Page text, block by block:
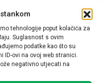
tehnologije poput kolačića za
Suglasnost s ovim
podatke kao što su
ID-ovi na ovoj web stranici.
negativno utjecati na